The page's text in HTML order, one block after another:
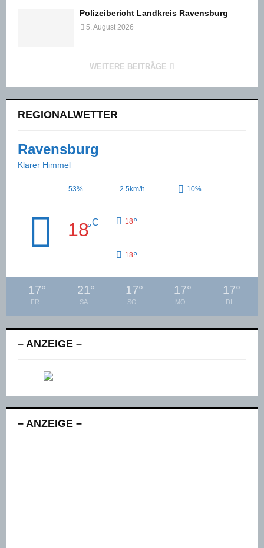
Polizeibericht Landkreis Ravensburg
5. August 2026
WEITERE BEITRÄGE
REGIONALWETTER
Ravensburg
Klarer Himmel
53% 2.5km/h 10%
18°C 18°
18°
17°
FR
21°
SA
17°
SO
17°
MO
17°
DI
– ANZEIGE –
– ANZEIGE –